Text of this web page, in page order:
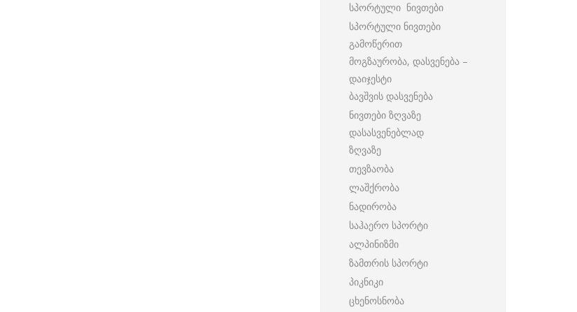
სპორტული ნივთები
სპორტული ნივთები
გამოწერით
მოგზაურობა, დასვენება –
დაიჯესტი
ბავშვის დასვენება
ნივთები ზღვაზე
დასასვენებლად
ზღვაზე
თევზაობა
ლაშქრობა
ნადირობა
საჰაერო სპორტი
ალპინიზმი
ზამთრის სპორტი
პიკნიკი
ცხენოსნობა